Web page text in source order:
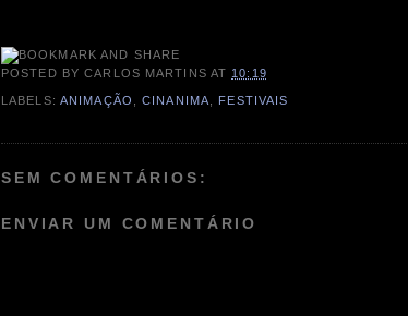
POSTED BYCARLOS MARTINS AT 10:19
LABELS: ANIMAÇÃO ,CINANIMA FESTIVAIS
SEM COMENTÁRIOS:
ENVIAR UM COMENTÁRIO